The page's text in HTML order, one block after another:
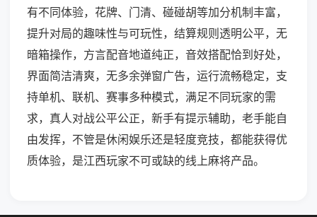
有不同体验，花牌、门清、碰碰胡等加分机制丰富，
提升对局的趣味性与可玩性，结算规则透明公平，无
暗箱操作，方言配音地道纯正，音效搭配恰到好处，
界面简洁清爽，无多余弹窗广告，运行流畅稳定，支
持单机、联机、赛事多种模式，满足不同玩家的需
求，真人对战公平公正，新手有提示辅助，老手能自
由发挥，不管是休闲娱乐还是轻度竞技，都能获得优
质体验，是江西玩家不可或缺的线上麻将产品。